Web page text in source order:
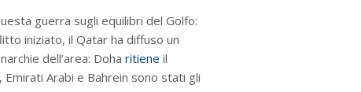
guerra sugli equilibri del Golfo:
iniziato, il Qatar ha diffuso un
dell’area: Doha ritiene il
Emirati Arabi e Bahrein sono stati gli